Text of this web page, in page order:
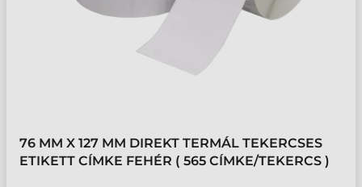
76 MM X 127 MM DIREKT TERMÁL TEKERCSES
ETIKETT CÍMKE FEHÉR ( 565 CÍMKE/TEKERCS )